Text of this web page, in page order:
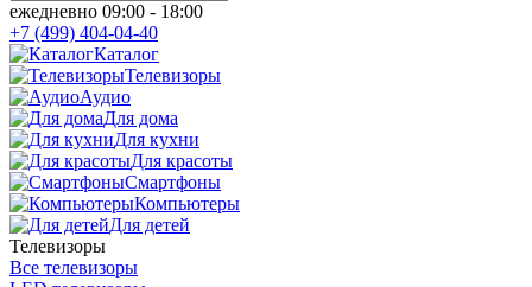
ежедневно 09:00 - 18:00
+7 (499) 404-04-40
Каталог
Телевизоры
Аудио
Для дома
Для кухни
Для красоты
Смартфоны
Компьютеры
Для детей
Телевизоры
Все телевизоры